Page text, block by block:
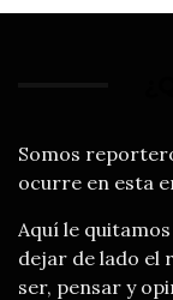
Somos
ocurre en esta
Aquí le
dejar de lado el
ser, pensar y